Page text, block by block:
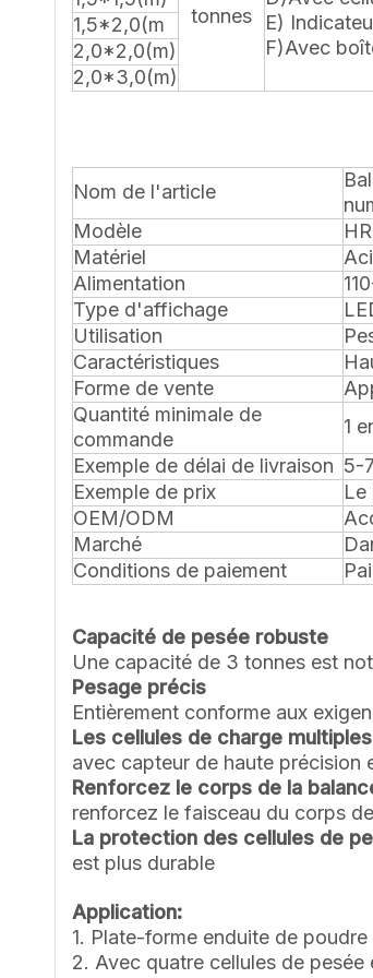
tonnes
E)
F)Avec
1,5*2,0(m
2,0*2,0(m)
2,0*3,0(m)
Nom de l'article
Modèle
Matériel
Alimentation
Type d'affichage
Utilisation
Caractéristiques
Forme de vente
Quantité minimale de
commande
1
Exemple de délai de livraison 5-
Exemple de prix
Le
OEM/ODM
Marché
Conditions de paiement
Capacité de pesée robuste
Une capacité de 3 tonnes est
Pesage précis
Entièrement conforme aux
Les cellules de charge multiples
avec capteur de haute précision
Renforcez le corps de la
renforcez le faisceau du corps
La protection des cellules de
est plus durable
Application:
1. Plate-forme enduite de
2. Avec quatre cellules de pesée